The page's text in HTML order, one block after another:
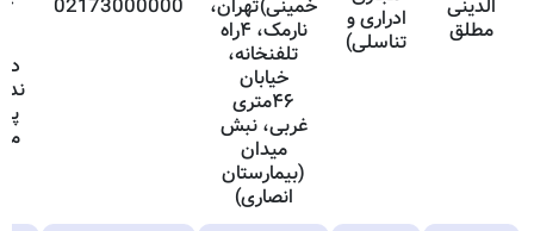
الدینی
مطلق
ادراری و
تناسلی)
خمینی)تهران،
نارمک، ۴راه
تلفنخانه،
خیابان
۴۶متری
غربی، نبش
میدان
(بیمارستان
انصاری)
02173000000